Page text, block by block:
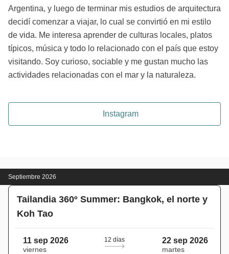
Argentina, y luego de terminar mis estudios de arquitectura
decidí comenzar a viajar, lo cual se convirtió en mi estilo
de vida. Me interesa aprender de culturas locales, platos
típicos, música y todo lo relacionado con el país que estoy
visitando. Soy curioso, sociable y me gustan mucho las
actividades relacionadas con el mar y la naturaleza.
Instagram
Septiembre 2026
Tailandia 360º Summer: Bangkok, el norte y
Koh Tao
11 sep 2026
viernes
12 días 22 sep 2026
martes